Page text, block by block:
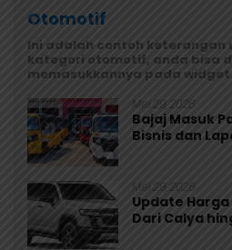
Otomotif
Ini adalah contoh
kategori otomotif, anda bisa
memasukkannya pada widget.
Mei 29, 2026
Bajaj Masuk
Bisnis dan
Mei 29, 2026
Update
Dari Calya